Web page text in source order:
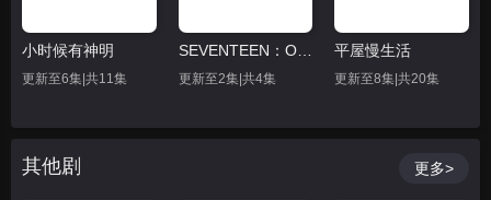
小时候有神明
更新至6集|共11集
SEVENTEEN：Our Chapter
更新至2集|共4集
平屋慢生活
更新至8集|共20集
其他剧 更多>